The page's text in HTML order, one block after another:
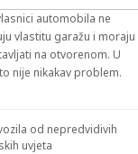
automobila ne
vlastitu garažu i moraju
na otvorenom. U
nije nikakav problem.
od nepredvidivih
uvjeta